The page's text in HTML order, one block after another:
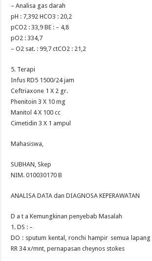
– Analisa gas darah
pH : 7,392 HCO3 : 20,2
pCO2 : 33,9 BE : – 4,8
pO2 : 334,7
– O2 sat. : 99,7 ctCO2 : 21,2
5. Terapi
Infus RD5 1500/24 jam
Ceftriaxone 1 X 2 gr.
Phenitoin 3 X 10 mg
Manitol 4 X 100 cc
Cimetidin 3 X 1 ampul
Mahasiswa,
SUBHAN, Skep
NIM. 010030170 B
ANALISA DATA dan DIAGNOSA KEPERAWATAN
D a t a Kemungkinan penyebab Masalah
1. DS : –
DO : sputum kental, ronchi hampir semua
RR 34 x/mnt, pernapasan cheynos stokes